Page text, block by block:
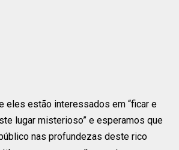
eles estão interessados em “ficar e
lugar misterioso” e esperamos que
nas profundezas deste rico